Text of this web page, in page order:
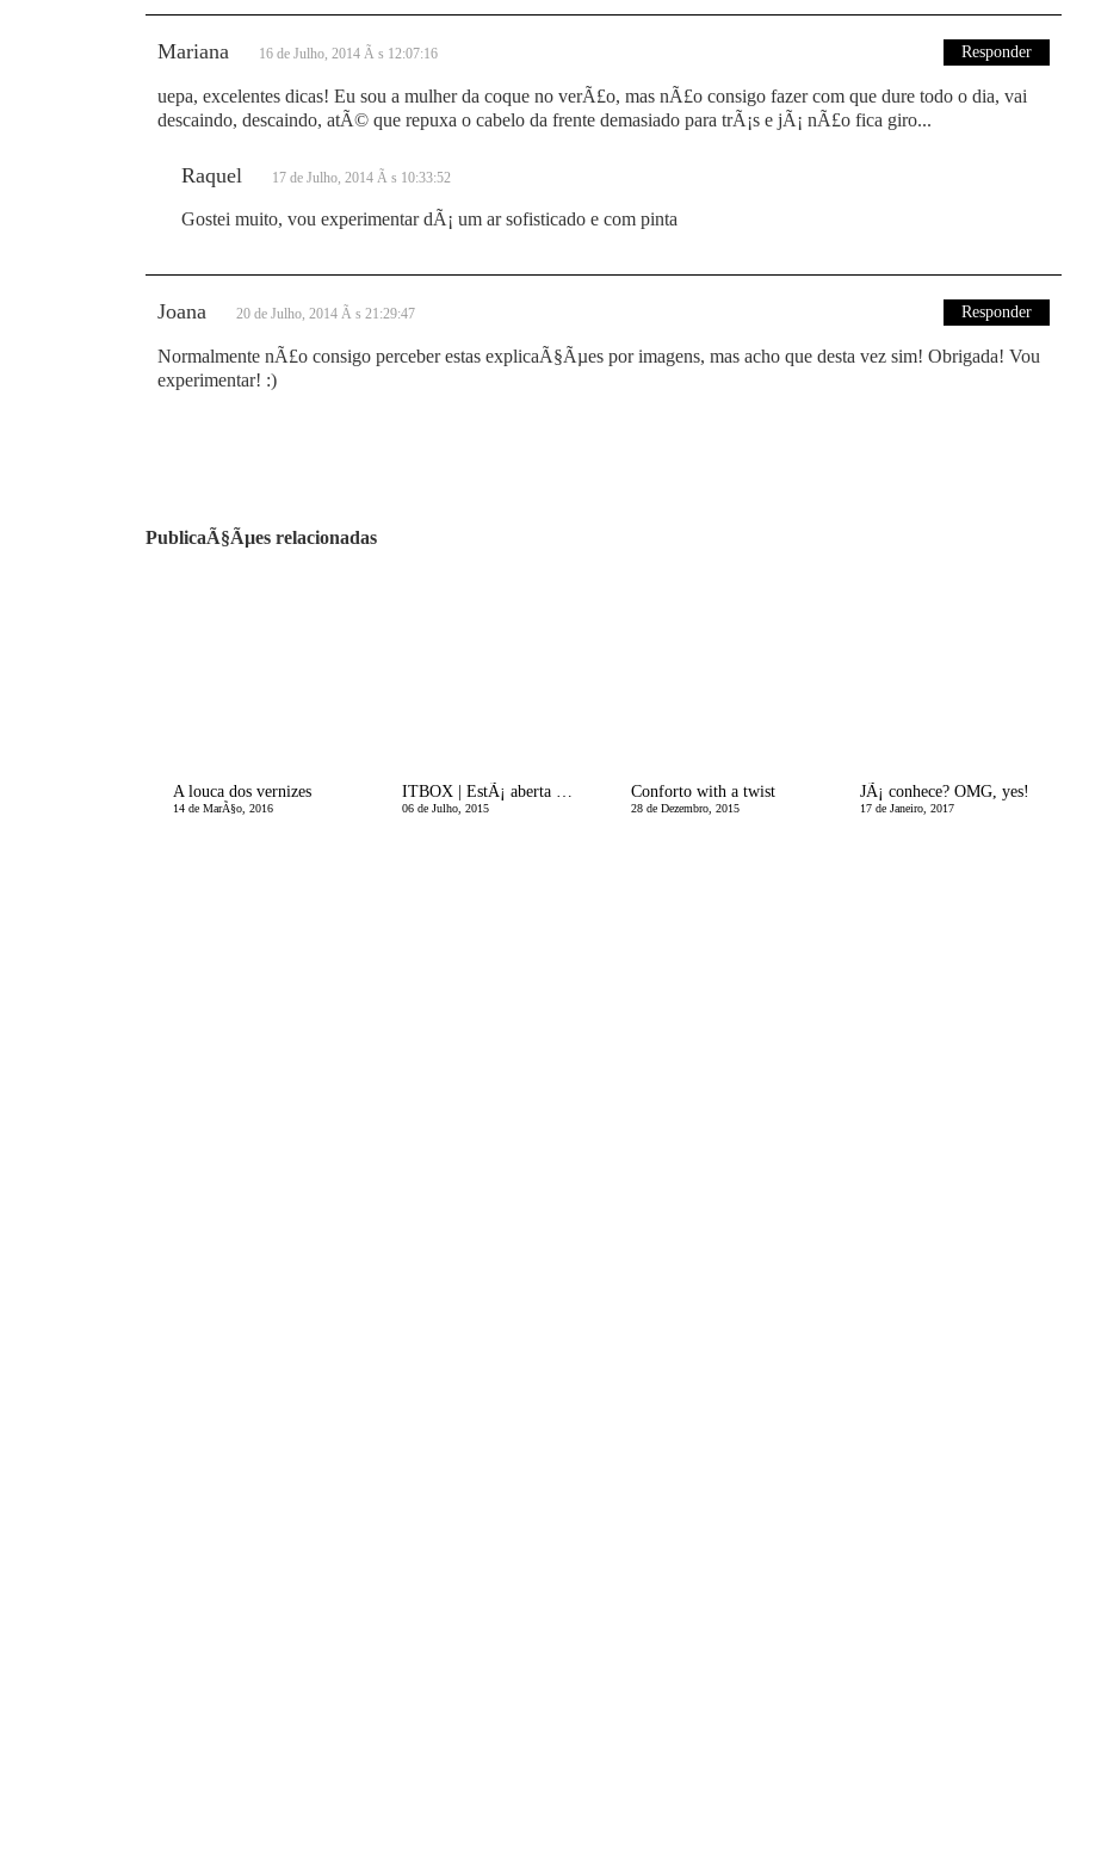
Mariana 16 de Julho, 2014 Ã s 12:07:16 Responder
uepa, excelentes dicas! Eu sou a mulher da coque no verÃ£o, mas nÃ£o consigo fazer com que dure todo o dia, vai
descaindo, descaindo, atÃ© que repuxa o cabelo da frente demasiado para trÃ¡s e jÃ¡ nÃ£o fica giro...
Raquel 17 de Julho, 2014 Ã s 10:33:52
Gostei muito, vou experimentar dÃ¡ um ar sofisticado e com pinta
Joana 20 de Julho, 2014 Ã s 21:29:47 Responder
Normalmente nÃ£o consigo perceber estas explicaÃ§Ãµes por imagens, mas acho que desta vez sim! Obrigada! Vou
experimentar! :)
PublicaÃ§Ãµes relacionadas
A louca dos vernizes
14 de MarÃ§o, 2016
ITBOX | EstÃ¡ aberta a caixa mais It!
06 de Julho, 2015
Conforto with a twist
28 de Dezembro, 2015
JÃ¡ conhece? OMG, yes!
17 de Janeiro, 2017